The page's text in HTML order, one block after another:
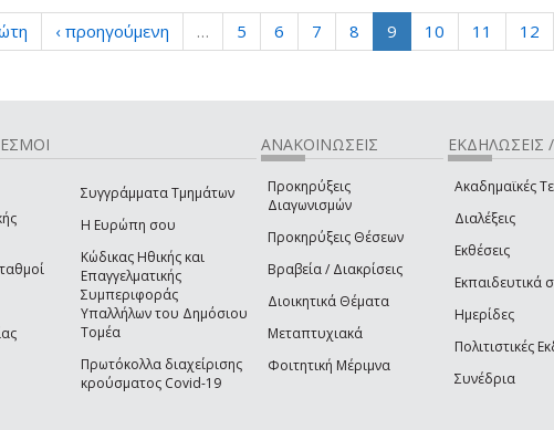
‹ προηγούμενη … 5 6 7 8 9 10 11 12
Συγγράμματα Τμημάτων
Η Ευρώπη σου
Κώδικας Ηθικής και
Επαγγελματικής
Συμπεριφοράς
Υπαλλήλων του Δημόσιου
Τομέα
Πρωτόκολλα διαχείρισης
κρούσματος Covid-19
ΑΝΑΚΟΙΝΩΣΕΙΣ
Προκηρύξεις
Διαγωνισμών
Προκηρύξεις Θέσεων
Βραβεία / Διακρίσεις
Διοικητικά Θέματα
Μεταπτυχιακά
Φοιτητική Μέριμνα
ΕΚΔΗΛΩΣΕΙΣ
Ακαδημαϊκές
Διαλέξεις
Εκθέσεις
Εκπαιδευτικά
Ημερίδες
Πολιτιστικές
Συνέδρια